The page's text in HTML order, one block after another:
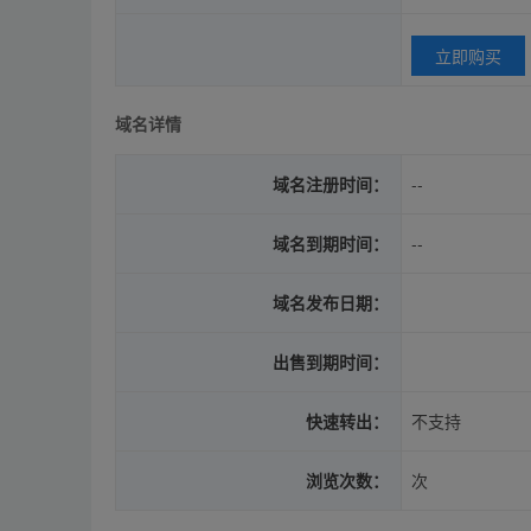
立即购买
域名详情
域名注册时间： --
域名到期时间： --
域名发布日期：
出售到期时间：
快速转出： 不支持
浏览次数： 次